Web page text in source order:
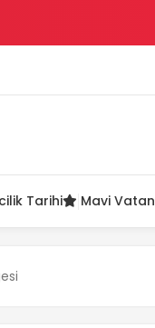
Tarihi Mavi Vatan